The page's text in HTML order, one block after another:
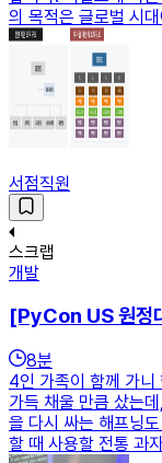
의 목적은 글로벌 시
서점직원
스크랩
개발
[PyCon US 원정
8분
4인 가족이 함께 가니
가득 채울 만큼 샀는
을 다시 싸는 해프닝
할 때 사용할 전통 과